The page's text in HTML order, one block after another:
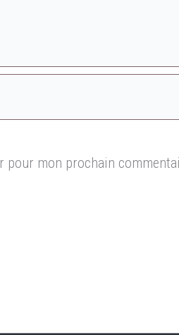
pour mon prochain